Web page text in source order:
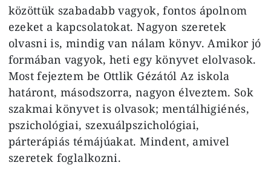
közöttük szabadabb vagyok, fontos ápolnom
ezeket a kapcsolatokat. Nagyon szeretek
olvasni is, mindig van nálam könyv. Amikor jó
formában vagyok, heti egy könyvet elolvasok.
Most fejeztem be Ottlik Gézától Az iskola
határont, másodszorra, nagyon élveztem. Sok
szakmai könyvet is olvasok; mentálhigiénés,
pszichológiai, szexuálpszichológiai,
párterápiás témájúakat. Mindent, amivel
szeretek foglalkozni.